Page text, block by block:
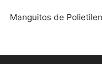
Manguitos de